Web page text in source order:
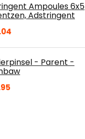
Ampoules 6x5
Adstringent
- Parent -